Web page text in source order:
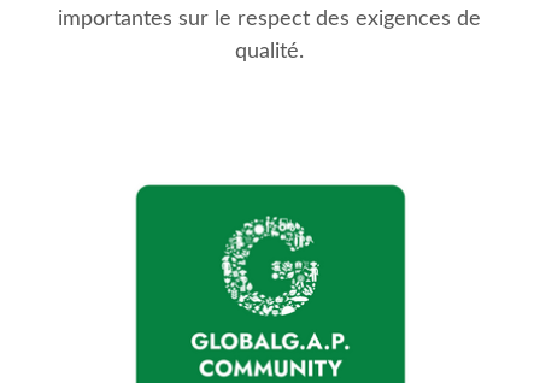
importantes sur le respect des exigences de
qualité.